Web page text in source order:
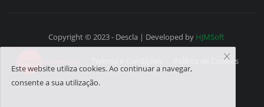
Copyright © 2023 - Descla | Developed by HJMSoft
Política de Cookies
Este website utiliza cookies. Ao continuar a navegar,
consente a sua utilização.